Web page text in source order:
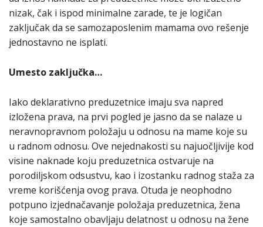
nizak, čak i ispod minimalne zarade, te je logičan
zaključak da se samozaposlenim mamama ovo rešenje
jednostavno ne isplati.
Umesto zaključka…
Iako deklarativno preduzetnice imaju sva napred
izložena prava, na prvi pogled je jasno da se nalaze u
neravnopravnom položaju u odnosu na mame koje su
u radnom odnosu. Ove nejednakosti su najuočljivije kod
visine naknade koju preduzetnica ostvaruje na
porodiljskom odsustvu, kao i izostanku radnog staža za
vreme korišćenja ovog prava. Otuda je neophodno
potpuno izjednačavanje položaja preduzetnica, žena
koje samostalno obavljaju delatnost u odnosu na žene